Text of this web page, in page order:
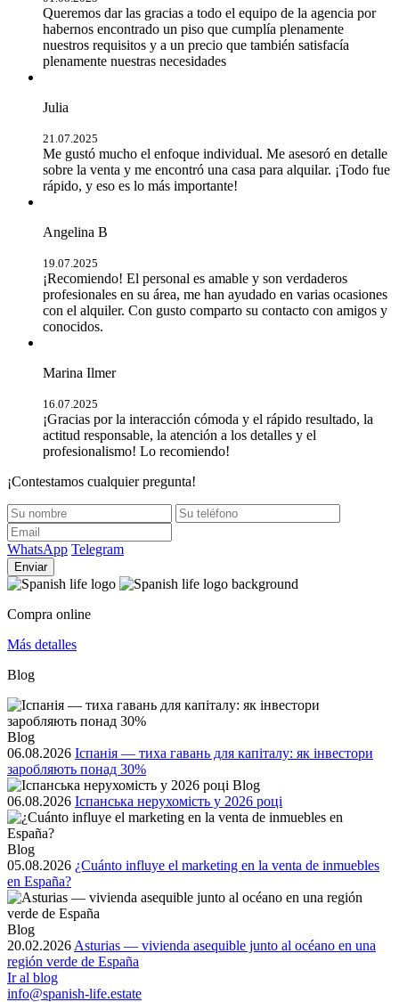
Queremos dar las gracias a todo el equipo de la agencia por
habernos encontrado un piso que cumplía plenamente
nuestros requisitos y a un precio que también satisfacía
plenamente nuestras necesidades
Julia
21.07.2025
Me gustó mucho el enfoque individual. Me asesoró en detalle
sobre la venta y me encontró una casa para alquilar. ¡Todo fue
rápido, y eso es lo más importante!
Angelina B
19.07.2025
¡Recomiendo! El personal es amable y son verdaderos
profesionales en su área, me han ayudado en varias ocasiones
con el alquiler. Con gusto comparto su contacto con amigos y
conocidos.
Marina Ilmer
16.07.2025
¡Gracias por la interacción cómoda y el rápido resultado, la
actitud responsable, la atención a los detalles y el
profesionalismo! Lo recomiendo!
¡Contestamos cualquier pregunta!
WhatsApp Telegram
Enviar
Compra online
Más detalles
Blog
Blog
06.08.2026 Іспанія — тиха гавань для капіталу: як інвестори
заробляють понад 30%
Blog
06.08.2026 Іспанська нерухомість у 2026 році
Blog
05.08.2026 ¿Cuánto influye el marketing en la venta de inmuebles
en España?
Blog
20.02.2026 Asturias — vivienda asequible junto al océano en una
región verde de España
Ir al blog
info@spanish-life.estate